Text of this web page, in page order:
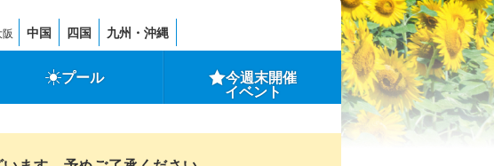
阪 中国 四国 九州・沖縄
プール 今週末開催
イベント